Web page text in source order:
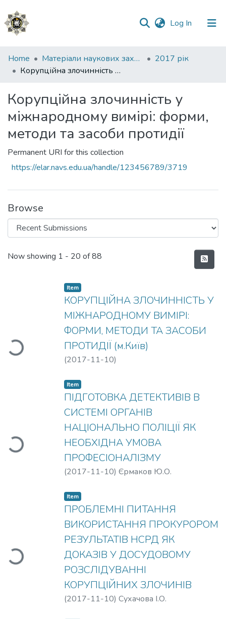
Log In (current)
Communities
&
All of DSpace
Home Матеріали наукових заходів
2017 рік
Корупційна злочинність у міжнародному вимірі: форми, методи та засоби протидії
Корупційна злочинність у
міжнародному вимірі: форми,
методи та засоби протидії
Permanent URI for this collection
https://elar.navs.edu.ua/handle/123456789/3719
Browse
Recent Submissions
Now showing 1 - 20 of 88
Item
КОРУПЦІЙНА ЗЛОЧИННІСТЬ У
МІЖНАРОДНОМУ ВИМІРІ:
ФОРМИ, МЕТОДИ ТА ЗАСОБИ
ПРОТИДІЇ (м.Київ)
(2017-11-10)
Item
ПІДГОТОВКА ДЕТЕКТИВІВ В
СИСТЕМІ ОРГАНІВ
НАЦІОНАЛЬНО ПОЛІЦІЇ ЯК
НЕОБХІДНА УМОВА
ПРОФЕСІОНАЛІЗМУ
(2017-11-10) Єрмаков Ю.О.
Item
ПРОБЛЕМНІ ПИТАННЯ
ВИКОРИСТАННЯ ПРОКУРОРОМ
РЕЗУЛЬТАТІВ НСРД ЯК
ДОКАЗІВ У ДОСУДОВОМУ
РОЗСЛІДУВАННІ
КОРУПЦІЙНИХ ЗЛОЧИНІВ
(2017-11-10) Сухачова І.О.